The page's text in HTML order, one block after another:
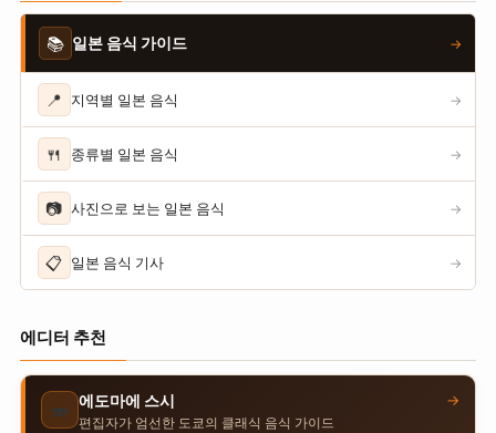
📚 일본 음식 가이드 →
📍 지역별 일본 음식 →
🍴 종류별 일본 음식 →
📷 사진으로 보는 일본 음식 →
📋 일본 음식 기사 →
에디터 추천
🍣 에도마에 스시
편집자가 엄선한 도쿄의 클래식 음식 가이드
→